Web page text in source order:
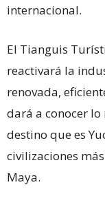
internacional.
El Tianguis
reactivará la
renovada,
dará a conocer
destino que es
civilizaciones
Maya.